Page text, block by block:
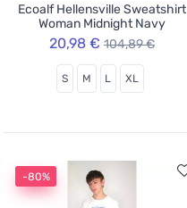
Ecoalf Hellensville Sweatshirt
Woman Midnight Navy
20,98 € 104,89 €
S M L XL
-80%